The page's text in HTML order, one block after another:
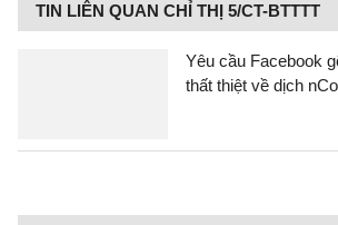
TIN LIÊN QUAN CHỈ THỊ 5/CT-BTTTT
Yêu cầu Facebook
thất thiệt về dịch